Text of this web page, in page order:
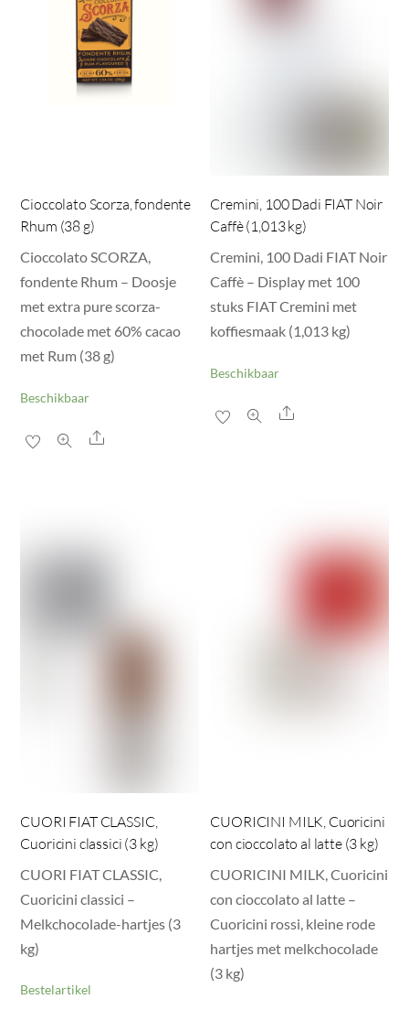
Cioccolato Scorza, fondente
Rhum (38 g)
Cioccolato SCORZA,
fondente Rhum – Doosje
met extra pure scorza-
chocolade met 60% cacao
met Rum (38 g)
Beschikbaar
Share
Cremini, 100 Dadi FIAT Noir
Caffè (1,013 kg)
Cremini, 100 Dadi FIAT Noir
Caffè – Display met 100
stuks FIAT Cremini met
koffiesmaak (1,013 kg)
Beschikbaar
Share
CUORI FIAT CLASSIC,
Cuoricini classici (3 kg)
CUORI FIAT CLASSIC,
Cuoricini classici –
Melkchocolade-hartjes (3
kg)
Bestelartikel
CUORICINI MILK, Cuoricini
con cioccolato al latte (3 kg)
CUORICINI MILK, Cuoricini
con cioccolato al latte –
Cuoricini rossi, kleine rode
hartjes met melkchocolade
(3 kg)